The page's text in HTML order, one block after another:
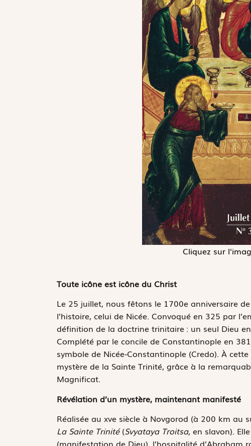
Cliquez sur
Toute icône est icône du Christ
Le 25 juillet, nous fêtons le 1700e anniversaire
l’histoire, celui de Nicée. Convoqué en 325 par
définition de la doctrine trinitaire : un seul Dieu
Complété par le concile de Constantinople en
symbole de Nicée-Constantinople (Credo). À
mystère de la Sainte Trinité, grâce à la
Magnificat.
Révélation d’un mystère, maintenant manifesté
Réalisée au xve siècle à Novgorod (à 200 km au
La Sainte Trinité(Svyataya Troitsa, en slavon).
(manifestation de Dieu), l’hospitalité d’Abraham